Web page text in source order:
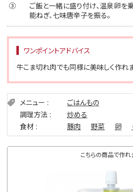
③
ご飯と一緒に盛り付け、温泉卵を
能ねぎ、七味唐辛子を振る。
ワンポイントアドバイス
牛こま切れ肉でも同様に美味しく作れま
メニュー
ごはんもの
調理方法
炒める
食材
豚肉 野菜 卵
こちらの商品で作れ